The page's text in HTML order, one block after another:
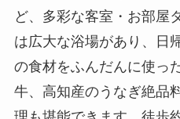
ど、多彩な客室・お部屋
は広大な浴場があり、日
の食材をふんだんに使っ
牛、高知産のうなぎ絶品